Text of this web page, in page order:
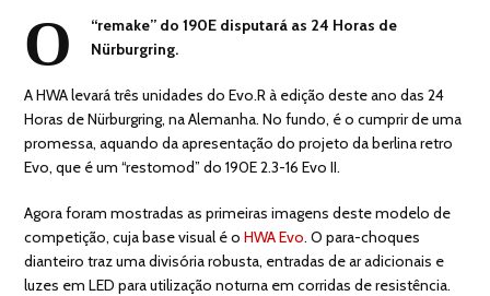
O
“remake” do 190E disputará as 24 Horas de
Nürburgring.
A HWA levará três unidades do Evo.R à edição deste ano das 24
Horas de Nürburgring, na Alemanha. No fundo, é o cumprir de uma
promessa, aquando da apresentação do projeto da berlina retro
Evo, que é um “restomod” do 190E 2.3-16 Evo II.
Agora foram mostradas as primeiras imagens deste modelo de
competição, cuja base visual é oHWA Evo. O para-choques
dianteiro traz uma divisória robusta, entradas de ar adicionais e
luzes em LED para utilização noturna em corridas de resistência.